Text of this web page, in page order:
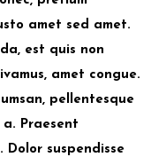
amet sed amet.
est quis non
amet congue.
pellentesque
Praesent
Dolor suspendisse